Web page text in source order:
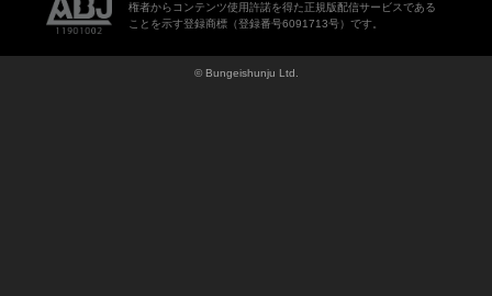
権者からコンテンツ使用許諾を得た正規版配信サービスである
ことを示す登録商標（登録番号6091713号）です。
© Bungeishunju Ltd.